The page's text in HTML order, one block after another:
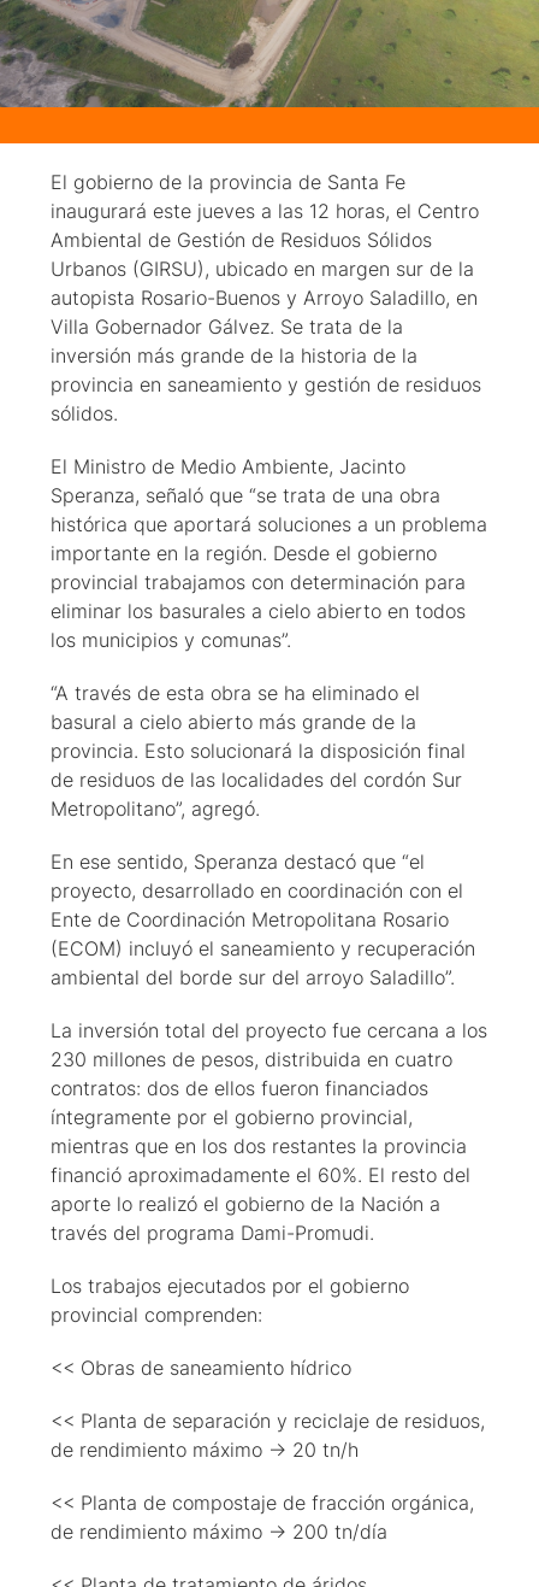
El gobierno de la provincia de Santa Fe
inaugurará este jueves a las 12 horas, el Centro
Ambiental de Gestión de Residuos Sólidos
Urbanos (GIRSU), ubicado en margen sur de la
autopista Rosario-Buenos y Arroyo Saladillo, en
Villa Gobernador Gálvez. Se trata de la
inversión más grande de la historia de la
provincia en saneamiento y gestión de residuos
sólidos.
El Ministro de Medio Ambiente, Jacinto
Speranza, señaló que “se trata de una obra
histórica que aportará soluciones a un problema
importante en la región. Desde el gobierno
provincial trabajamos con determinación para
eliminar los basurales a cielo abierto en todos
los municipios y comunas”.
“A través de esta obra se ha eliminado el
basural a cielo abierto más grande de la
provincia. Esto solucionará la disposición final
de residuos de las localidades del cordón Sur
Metropolitano”, agregó.
En ese sentido, Speranza destacó que “el
proyecto, desarrollado en coordinación con el
Ente de Coordinación Metropolitana Rosario
(ECOM) incluyó el saneamiento y recuperación
ambiental del borde sur del arroyo Saladillo”.
La inversión total del proyecto fue cercana a los
230 millones de pesos, distribuida en cuatro
contratos: dos de ellos fueron financiados
íntegramente por el gobierno provincial,
mientras que en los dos restantes la provincia
financió aproximadamente el 60%. El resto del
aporte lo realizó el gobierno de la Nación a
través del programa Dami-Promudi.
Los trabajos ejecutados por el gobierno
provincial comprenden:
<< Obras de saneamiento hídrico
<< Planta de separación y reciclaje de residuos,
de rendimiento máximo → 20 tn/h
<< Planta de compostaje de fracción orgánica,
de rendimiento máximo → 200 tn/día